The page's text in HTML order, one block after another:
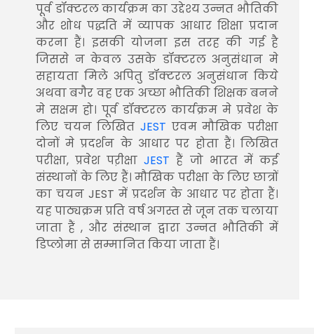
पूर्व डॉक्टरल कार्यक्रम का उद्देश्य उन्नत भौतिकी
और शोध पद्धति में व्यापक आधार शिक्षा प्रदान
करना हैं। इसकी योजना इस तरह की गई है
जिससे न केवल उसके डॉक्टरल अनुसंधान मे
सहायता मिले अपितु डॉक्टरल अनुसंधान किये
अथवा बगैर वह एक अच्छा भौतिकी शिक्षक बनने
मे सक्षम हो। पूर्व डॉक्टरल कार्यक्रम मे प्रवेश के
लिए चयन लिखित JEST एवम मौखिक परीक्षा
दोनों मे प्रदर्शन के आधार पर होता हैं। लिखित
परीक्षा, प्रवेश पऱीक्षाJEST हैं जो भारत में कई
संस्थानों के लिए हैं। मौखिक परीक्षा के लिए छात्रों
का चयन JEST में प्रदर्शन के आधार पर होता हैं।
यह पाठ्यक्रम प्रति वर्ष अगस्त से जून तक चलाया
जाता हैं , और संस्थान द्वारा उन्नत भौतिकी में
डिप्लोमा से सम्मानित किया जाता हैं।